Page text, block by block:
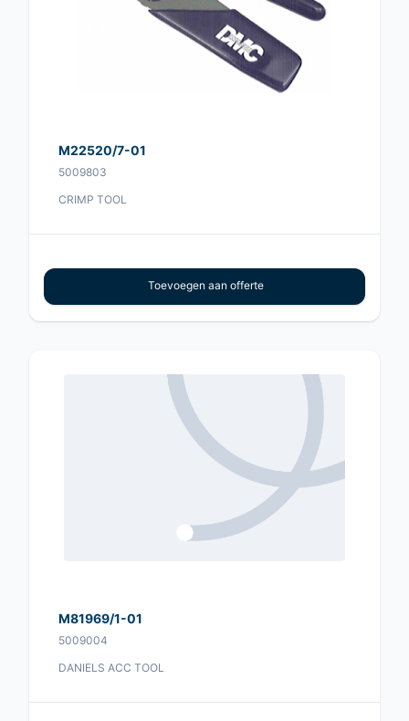
M22520/7-01
5009803
CRIMP TOOL
Toevoegen aan offerte
M81969/1-01
5009004
DANIELS ACC TOOL